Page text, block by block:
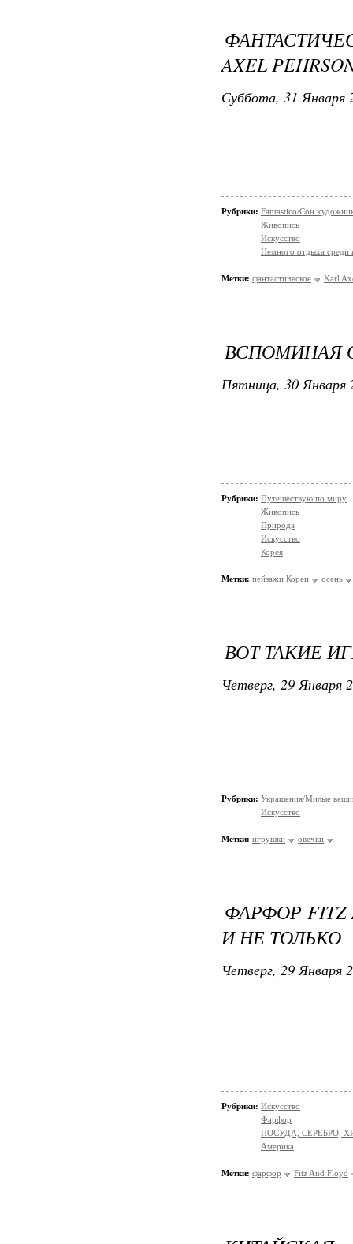
AXEL
Суббота, 31 Января
Рубрики: Fantastico/Сон
Живопись
Искусство
Немного отдыха среди
Метки: фантастическое Karl
ВСПОМИНАЯ
Пятница, 30 Января
Рубрики: Путешествую по миру
Живопись
Природа
Искусство
Корея
Метки: пейзажи Кореи осень
ВОТ ТАКИЕ
Четверг, 29 Января
Рубрики: Украшения/Милые
Искусство
Метки: игрушки овечки
ФАРФОР FITZ
И НЕ ТОЛЬКО
Четверг, 29 Января
Рубрики: Искусство
Фарфор
ПОСУДА, СЕРЕБРО,
Америка
Метки: фарфор Fitz And Floyd